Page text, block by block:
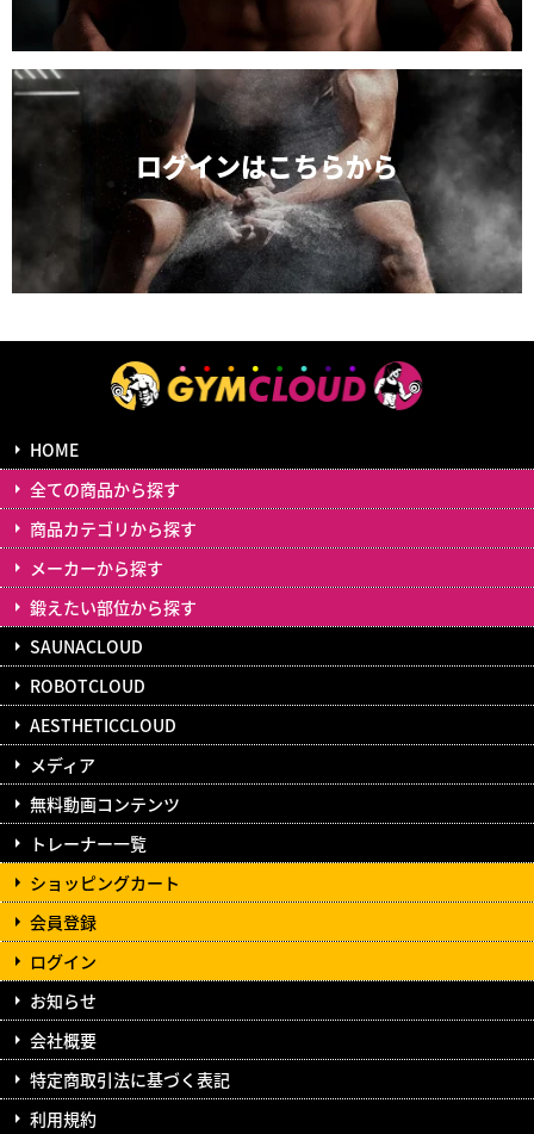
ログインはこちらから
HOME
全ての商品から探す
商品カテゴリから探す
メーカーから探す
鍛えたい部位から探す
SAUNACLOUD
ROBOTCLOUD
AESTHETICCLOUD
メディア
無料動画コンテンツ
トレーナー一覧
ショッピングカート
会員登録
ログイン
お知らせ
会社概要
特定商取引法に基づく表記
利用規約